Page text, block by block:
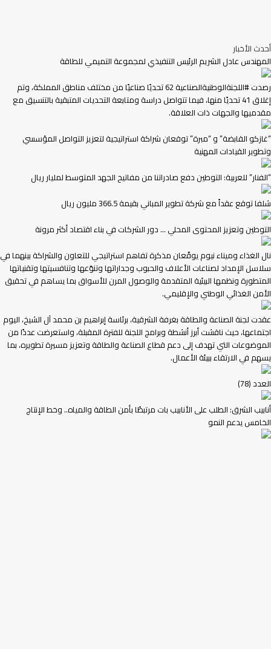
أحدث الأخبار
المهندس عادل الشريم الرئيس التنفيذي لمجموعة التميمي للطاقة
رصدت #اللجنةالوطنيةالصناعية 62 تحديًا صناعيًا من مختلف مناطق المملكة، وتم
إغلاق 41 تحديًا منها، فيما تتواصل دراسة ومتابعة التحديات المتبقية بالتنسيق مع
مقدميها والجهات ذات العلاقة.
“غازكو القابضة” و “مبرة” توقعان شراكة استراتيجية لتعزيز التواصل المؤسسي
وتطوير القيادات المهنية
“الفنار” للعربية: التوطين دفع صادراتنا من مفاتيح الجهد المتوسط لمليار ريال
شلفا توقع عقداً مع شركة تطوير المباني بقيمة 366.5 مليون ريال
التوطين وتعزيز المحتوى المحلي … دور الشركات في بناء اقتصاد أكثر مرونة
نال الغذاء وميناء نيوم يوقّعان مذكرة تفاهم استراتيجي للتعاون والشراكة بينهما في
سلاسل الإمداد لصناعات الأعلاف والحبوب وجداراتها وتنوّعها وتنافسيتها وتقنياتها
المتطورة ونظمها البيئية المتقدمة والوصول المرن للأسواق بما يساهم في تحقيق
الأمن الغذائي الوطني والإقليمي.
عقدت لجنة الصناعة والطاقة بغرفة الشرقية، برئاسة إبراهيم بن محمد آل الشيخ، اليوم
اجتماعها، حيث ناقشت أبرز أنشطة وبرامج اللجنة للفترة المقبلة، واستعرضت عددًا من
الموضوعات التي تهدف إلى دعم قطاع الصناعة والطاقة وتعزيز مسيرة تطويره، بما
يسهم في الارتقاء ببيئة الأعمال.
العدد (78)
أنابيب الشرق: الطلب على الأنابيب بات مرتبطًا بأمن الطاقة والمياه.. وخط الإنتاج
الخامس يدعم النمو